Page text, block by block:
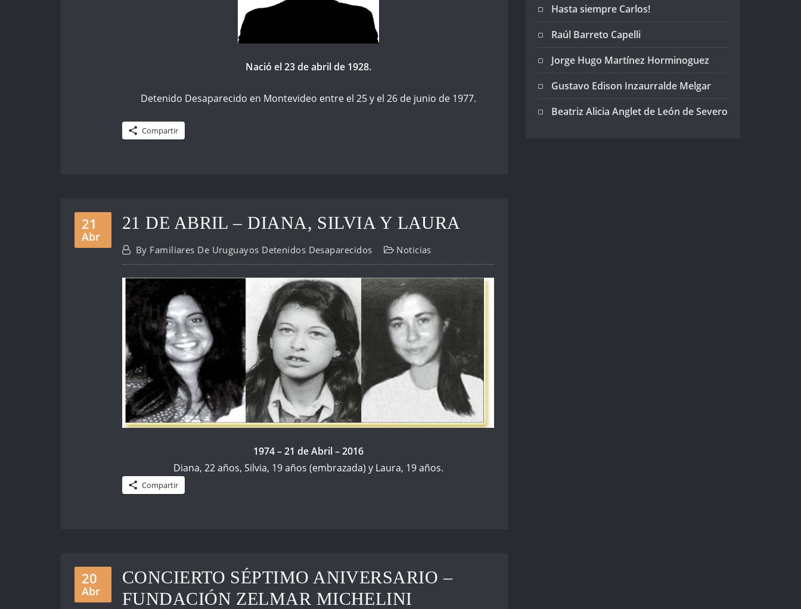
Nació el 23 de abril de 1928.
Detenido Desaparecido en Montevideo entre el 25 y el 26 de junio de 1977.
Compartir
21
Abr
21 DE ABRIL – DIANA, SILVIA Y LAURA
By Familiares De Uruguayos Detenidos Desaparecidos Noticias
1974 – 21 de Abril – 2016
Diana, 22 años, Silvia, 19 años (embrazada) y Laura, 19 años.
Compartir
20
Abr
CONCIERTO SÉPTIMO ANIVERSARIO –
FUNDACIÓN ZELMAR MICHELINI
Hasta siempre Carlos!
Raúl Barreto Capelli
Jorge Hugo Martínez Horminoguez
Gustavo Edison Inzaurralde Melgar
Beatriz Alicia Anglet de León de Severo